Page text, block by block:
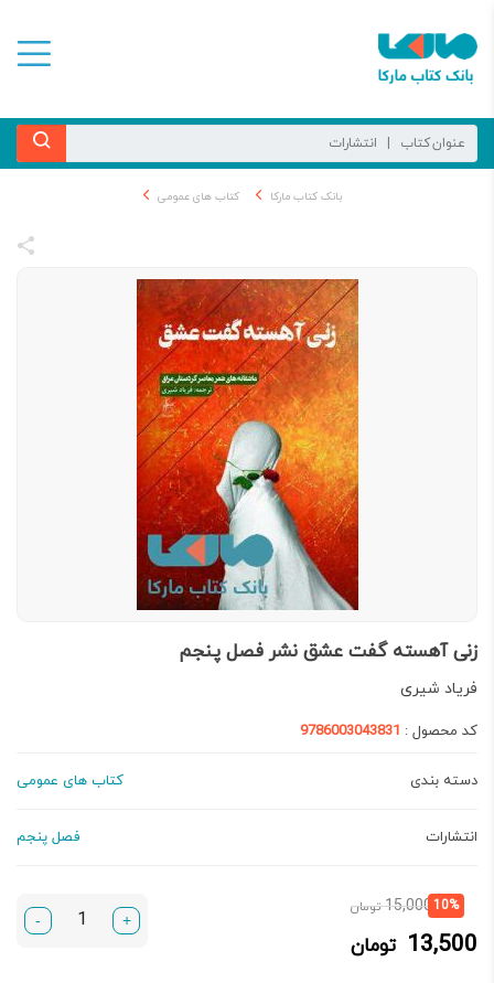
بانک کتاب مارکا کتاب های عمومی
زنی آهسته گفت عشق نشر فصل پنجم
فریاد شیری
کد محصول : 9786003043831
دسته بندی کتاب های عمومی
انتشارات فصل پنجم
10%
15,000 تومانقیمت
13,500 تومان
قیمت
13,500 تومان.
+
-